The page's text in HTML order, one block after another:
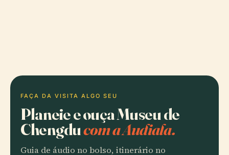
FAÇA DA VISITA ALGO SEU
Planeie e ouça Museu de
Chengducom a Audiala.
Guia de áudio no bolso, itinerário no